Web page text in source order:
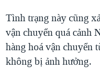
Tình trạng này cũng
vận chuyển quá cảnh
hàng hoá vận chuyển
không bị ảnh hưởng.